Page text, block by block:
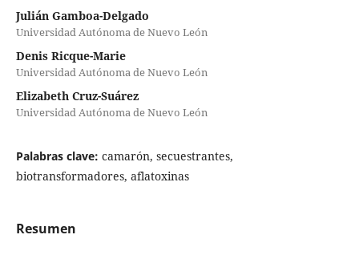
Julián Gamboa-Delgado
Universidad Autónoma de Nuevo León
Denis Ricque-Marie
Universidad Autónoma de Nuevo León
Elizabeth Cruz-Suárez
Universidad Autónoma de Nuevo León
Palabras clave: camarón, secuestrantes,
biotransformadores, aflatoxinas
Resumen